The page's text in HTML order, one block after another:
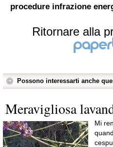
procedure infrazione
Ritornare alla
Possono interessarti anche
Meravigliosa
Mi